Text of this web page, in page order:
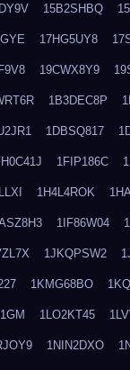
15B2SHBQ
17HG5UY8
19CWX8Y9
1B3DEC8P
1DBSQ817
1FIP186C
1H4L4ROK
1IF86W04
1JKQPSW2
1KMG68BO
1LO2KT45
1NIN2DXO